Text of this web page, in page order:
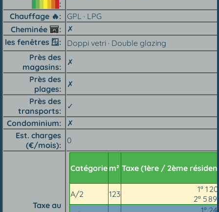
Chauffage 🔥︎
GPL · LPG
Cheminée
✗
les fenêtres 🪟︎
Doppi vetri · Double glazing
Près des
magasins
✗
Près des
plages
✗
Près des
transports
✓
Condominium
✗
Est. charges
(€/mois)
0
Taxe au
Catégorie m² Taxe (1ère / 2ème
A/2 123
1ª 1
2ª 5